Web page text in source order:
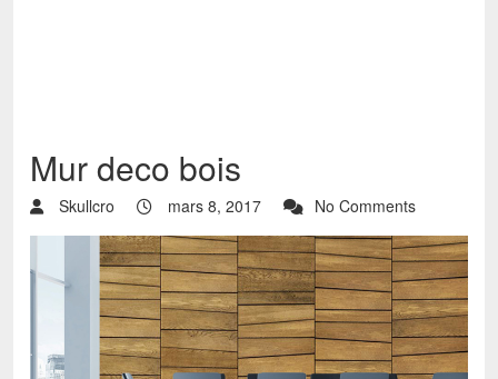
Mur deco bois
Skullcro mars 8, 2017 No Comments